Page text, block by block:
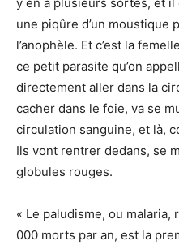
une piqûre d’un moustique
l’anophèle. Et c’est la
ce petit parasite qu’on
directement aller dans la
cacher dans le foie, va se
circulation sanguine, et là,
Ils vont rentrer dedans, se
globules rouges.
« Le paludisme, ou
000 morts par an, est la